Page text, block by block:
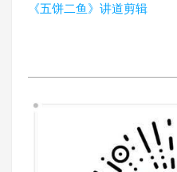
《五饼二鱼》讲道剪辑